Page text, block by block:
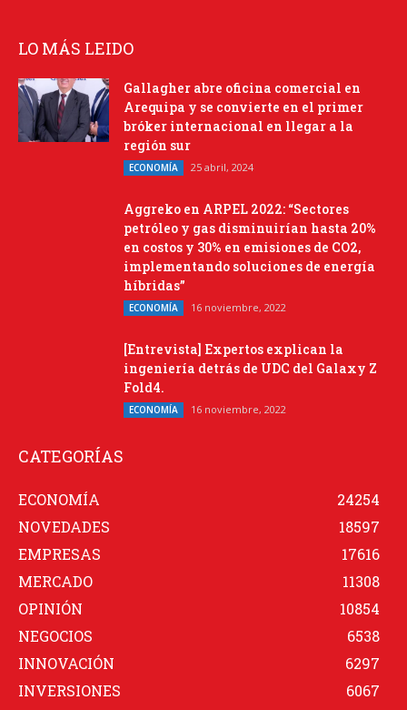
LO MÁS LEIDO
Gallagher abre oficina comercial en
Arequipa y se convierte en el primer
bróker internacional en llegar a la
región sur
ECONOMÍA 25 abril, 2024
Aggreko en ARPEL 2022: “Sectores
petróleo y gas disminuirían hasta 20%
en costos y 30% en emisiones de CO2,
implementando soluciones de energía
híbridas”
ECONOMÍA 16 noviembre, 2022
[Entrevista] Expertos explican la
ingeniería detrás de UDC del Galaxy Z
Fold4.
ECONOMÍA 16 noviembre, 2022
CATEGORÍAS
ECONOMÍA
24254
NOVEDADES
18597
EMPRESAS
17616
MERCADO
11308
OPINIÓN
10854
NEGOCIOS
6538
INNOVACIÓN
6297
INVERSIONES
6067